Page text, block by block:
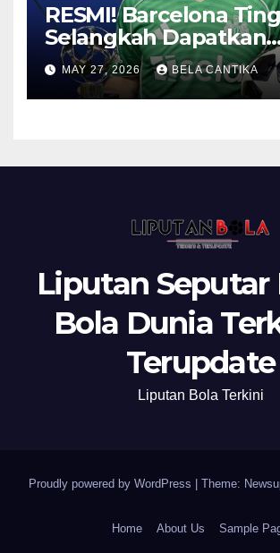
RESMI! Barcelona
Selangkah Dapatkan
Anthony Gordon
MAY 27, 2026 BELA CANTIKA
Liputan Seputar
Bola Dunia
Terupdate
Liputan Bola Terkini
Proudly powered by WordPress | Theme:
Home About Us Sample